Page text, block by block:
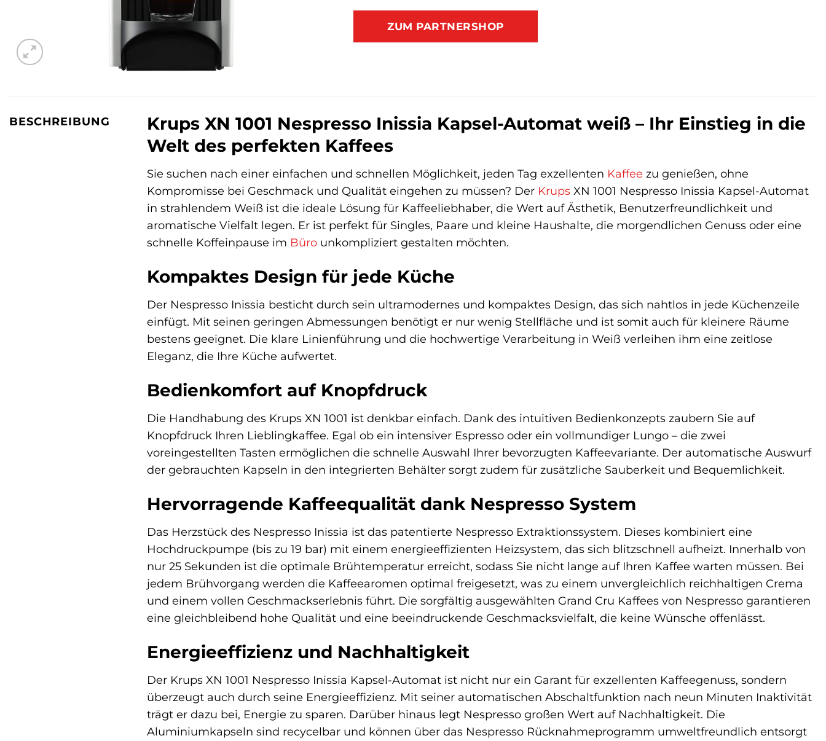
ZUM PARTNERSHOP
BESCHREIBUNG
Krups XN 1001 Nespresso Inissia Kapsel-Automat weiß – Ihr Einstieg in die
Welt des perfekten Kaffees
Sie suchen nach einer einfachen und schnellen Möglichkeit, jeden Tag exzellenten Kaffee zu genießen, ohne
Kompromisse bei Geschmack und Qualität eingehen zu müssen? Der Krups XN 1001 Nespresso Inissia Kapsel-Automat
in strahlendem Weiß ist die ideale Lösung für Kaffeeliebhaber, die Wert auf Ästhetik, Benutzerfreundlichkeit und
aromatische Vielfalt legen. Er ist perfekt für Singles, Paare und kleine Haushalte, die morgendlichen Genuss oder eine
schnelle Koffeinpause im Büro unkompliziert gestalten möchten.
Kompaktes Design für jede Küche
Der Nespresso Inissia besticht durch sein ultramodernes und kompaktes Design, das sich nahtlos in jede Küchenzeile
einfügt. Mit seinen geringen Abmessungen benötigt er nur wenig Stellfläche und ist somit auch für kleinere Räume
bestens geeignet. Die klare Linienführung und die hochwertige Verarbeitung in Weiß verleihen ihm eine zeitlose
Eleganz, die Ihre Küche aufwertet.
Bedienkomfort auf Knopfdruck
Die Handhabung des Krups XN 1001 ist denkbar einfach. Dank des intuitiven Bedienkonzepts zaubern Sie auf
Knopfdruck Ihren Lieblingkaffee. Egal ob ein intensiver Espresso oder ein vollmundiger Lungo – die zwei
voreingestellten Tasten ermöglichen die schnelle Auswahl Ihrer bevorzugten Kaffeevariante. Der automatische Auswurf
der gebrauchten Kapseln in den integrierten Behälter sorgt zudem für zusätzliche Sauberkeit und Bequemlichkeit.
Hervorragende Kaffeequalität dank Nespresso System
Das Herzstück des Nespresso Inissia ist das patentierte Nespresso Extraktionssystem. Dieses kombiniert eine
Hochdruckpumpe (bis zu 19 bar) mit einem energieeffizienten Heizsystem, das sich blitzschnell aufheizt. Innerhalb von
nur 25 Sekunden ist die optimale Brühtemperatur erreicht, sodass Sie nicht lange auf Ihren Kaffee warten müssen. Bei
jedem Brühvorgang werden die Kaffeearomen optimal freigesetzt, was zu einem unvergleichlich reichhaltigen Crema
und einem vollen Geschmackserlebnis führt. Die sorgfältig ausgewählten Grand Cru Kaffees von Nespresso garantieren
eine gleichbleibend hohe Qualität und eine beeindruckende Geschmacksvielfalt, die keine Wünsche offenlässt.
Energieeffizienz und Nachhaltigkeit
Der Krups XN 1001 Nespresso Inissia Kapsel-Automat ist nicht nur ein Garant für exzellenten Kaffeegenuss, sondern
überzeugt auch durch seine Energieeffizienz. Mit seiner automatischen Abschaltfunktion nach neun Minuten Inaktivität
trägt er dazu bei, Energie zu sparen. Darüber hinaus legt Nespresso großen Wert auf Nachhaltigkeit. Die
Aluminiumkapseln sind recycelbar und können über das Nespresso Rücknahmeprogramm umweltfreundlich entsorgt